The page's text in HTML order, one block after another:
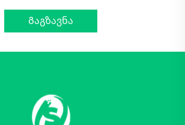
Გაგზავნა